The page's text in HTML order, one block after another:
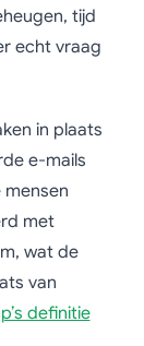
tijd
echt vraag
in plaats
e-mails
met
wat de
van
definitie